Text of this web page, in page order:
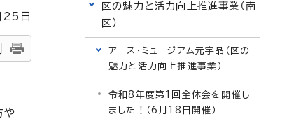
25 日
や
区の魅力と活力向上推進事業（南
区）
アース・ミュージアム元宇品（区の
魅力と活力向上推進事業）
令和8年度第1回全体会を開催し
ました！（6月18日開催）